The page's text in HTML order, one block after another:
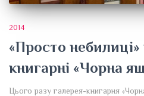
2014
«Просто небилиці»
книгарні «Чорна
Цього разу галерея-книгарня